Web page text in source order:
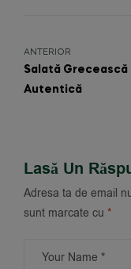
ANTERIOR
Salată Grecească
Autentică
Lasă Un
Adresa ta de email
sunt marcate cu *